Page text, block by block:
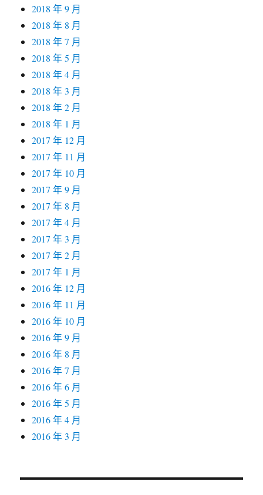
2018 年 9 月
2018 年 8 月
2018 年 7 月
2018 年 5 月
2018 年 4 月
2018 年 3 月
2018 年 2 月
2018 年 1 月
2017 年 12 月
2017 年 11 月
2017 年 10 月
2017 年 9 月
2017 年 8 月
2017 年 4 月
2017 年 3 月
2017 年 2 月
2017 年 1 月
2016 年 12 月
2016 年 11 月
2016 年 10 月
2016 年 9 月
2016 年 8 月
2016 年 7 月
2016 年 6 月
2016 年 5 月
2016 年 4 月
2016 年 3 月